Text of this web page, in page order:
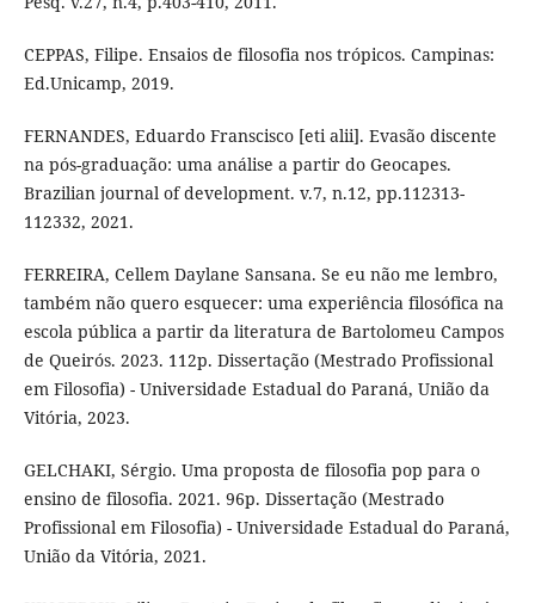
CEPPAS, Filipe. Ensaios de filosofia nos trópicos. Campinas:
Ed.Unicamp, 2019.
FERNANDES, Eduardo Franscisco [eti alii]. Evasão discente
na pós-graduação: uma análise a partir do Geocapes.
Brazilian journal of development. v.7, n.12, pp.112313-
112332, 2021.
FERREIRA, Cellem Daylane Sansana. Se eu não me lembro,
também não quero esquecer: uma experiência filosófica na
escola pública a partir da literatura de Bartolomeu Campos
de Queirós. 2023. 112p. Dissertação (Mestrado Profissional
em Filosofia) - Universidade Estadual do Paraná, União da
Vitória, 2023.
GELCHAKI, Sérgio. Uma proposta de filosofia pop para o
ensino de filosofia. 2021. 96p. Dissertação (Mestrado
Profissional em Filosofia) - Universidade Estadual do Paraná,
União da Vitória, 2021.